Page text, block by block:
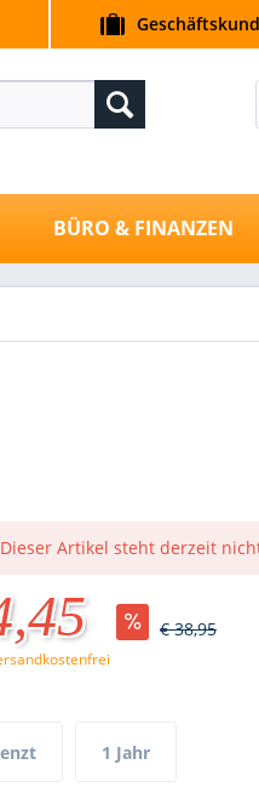
BÜRO & FINANZEN
Dieser Artikel steht derzeit
€ 38,95
1 Jahr